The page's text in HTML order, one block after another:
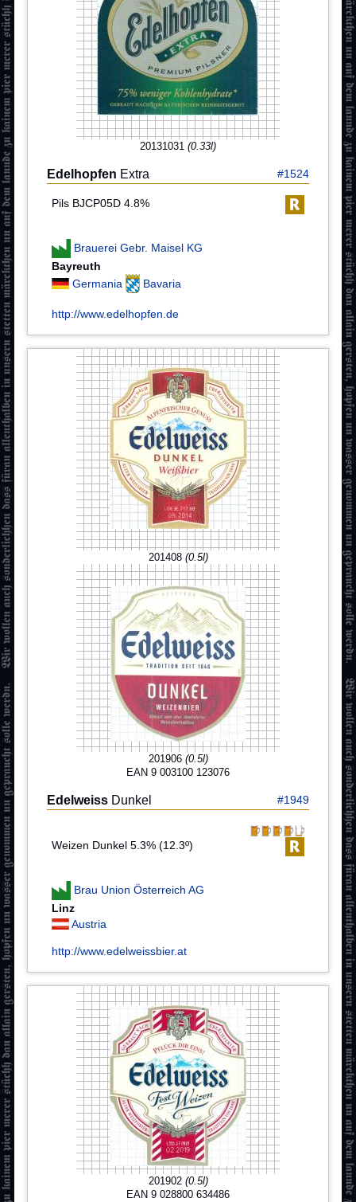
20131031 (0.33l)
Edelhopfen Extra #1524
Pils BJCP05D 4.8%
Brauerei Gebr. Maisel KG
Bayreuth
Germania
Bavaria
http://www.edelhopfen.de
201408 (0.5l)
201906 (0.5l)
EAN 9 003100 123076
Edelweiss Dunkel #1949
Weizen Dunkel 5.3% (12.3º)
Brau Union Österreich AG
Linz
Austria
http://www.edelweissbier.at
201902 (0.5l)
EAN 9 028800 634486